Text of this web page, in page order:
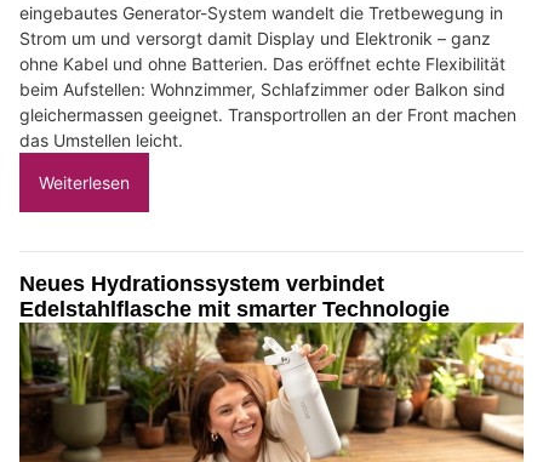
eingebautes Generator-System wandelt die Tretbewegung in
Strom um und versorgt damit Display und Elektronik – ganz
ohne Kabel und ohne Batterien. Das eröffnet echte Flexibilität
beim Aufstellen: Wohnzimmer, Schlafzimmer oder Balkon sind
gleichermassen geeignet. Transportrollen an der Front machen
das Umstellen leicht.
Weiterlesen
Neues Hydrationssystem verbindet
Edelstahlflasche mit smarter Technologie